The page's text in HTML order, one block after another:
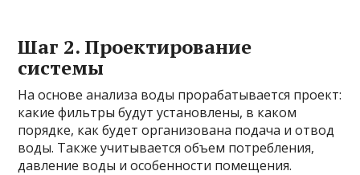
Шаг 2. Проектирование
системы
На основе анализа воды прорабатывается проект:
какие фильтры будут установлены, в каком
порядке, как будет организована подача и отвод
воды. Также учитывается объем потребления,
давление воды и особенности помещения.